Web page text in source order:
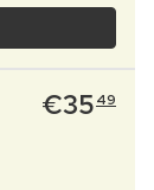
€35 49